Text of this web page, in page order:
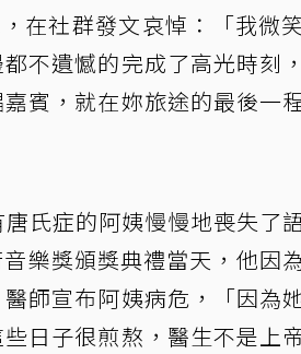
在社群發文哀悼：「我微
不遺憾的完成了高光時刻
賓，就在妳旅途的最後一
氏症的阿姨慢慢地喪失了
樂獎頒獎典禮當天，他因
師宣布阿姨病危，「因為
日子很煎熬，醫生不是上